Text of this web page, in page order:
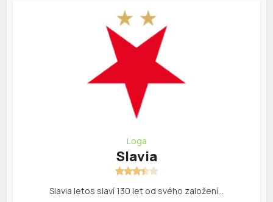
Loga
Slavia
Slavia letos slaví 130 let od svého založení…